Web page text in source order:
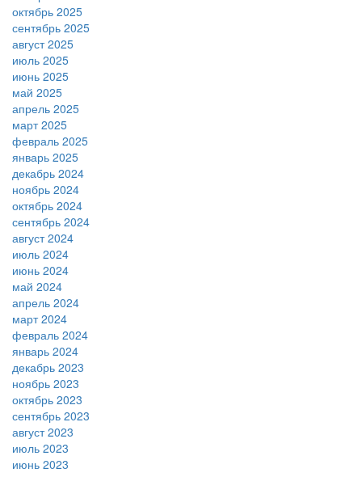
октябрь 2025
сентябрь 2025
август 2025
июль 2025
июнь 2025
май 2025
апрель 2025
март 2025
февраль 2025
январь 2025
декабрь 2024
ноябрь 2024
октябрь 2024
сентябрь 2024
август 2024
июль 2024
июнь 2024
май 2024
апрель 2024
март 2024
февраль 2024
январь 2024
декабрь 2023
ноябрь 2023
октябрь 2023
сентябрь 2023
август 2023
июль 2023
июнь 2023